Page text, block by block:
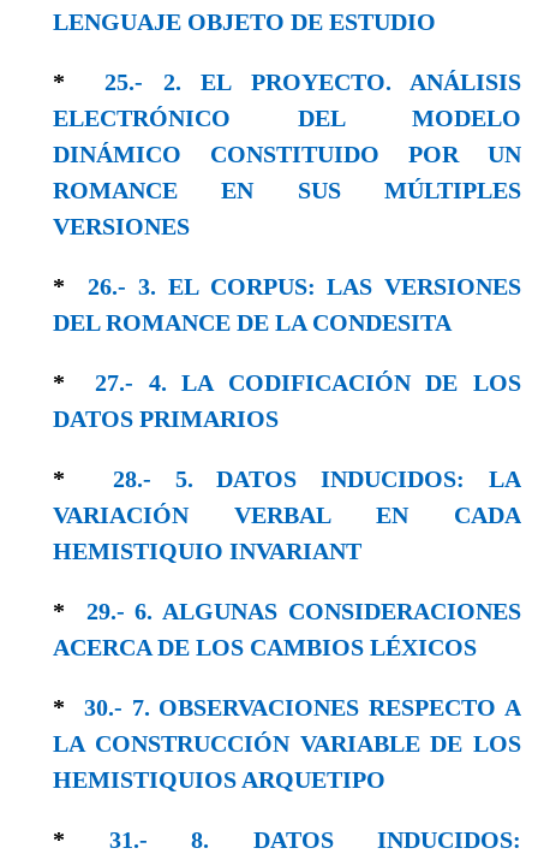
LENGUAJE OBJETO DE ESTUDIO
* 25.- 2. EL PROYECTO. ANÁLISIS
ELECTRÓNICO DEL MODELO
DINÁMICO CONSTITUIDO POR UN
ROMANCE EN SUS MÚLTIPLES
VERSIONES
*26.- 3. EL CORPUS: LAS VERSIONES
DEL ROMANCE DE LA CONDESITA
*27.- 4. LA CODIFICACIÓN DE LOS
DATOS PRIMARIOS
* 28.- 5. DATOS INDUCIDOS: LA
VARIACIÓN VERBAL EN CADA
HEMISTIQUIO INVARIANT
* 29.- 6. ALGUNAS CONSIDERACIONES
ACERCA DE LOS CAMBIOS LÉXICOS
* 30.- 7. OBSERVACIONES RESPECTO A
LA CONSTRUCCIÓN VARIABLE DE LOS
HEMISTIQUIOS ARQUETIPO
* 31.- 8. DATOS INDUCIDOS: